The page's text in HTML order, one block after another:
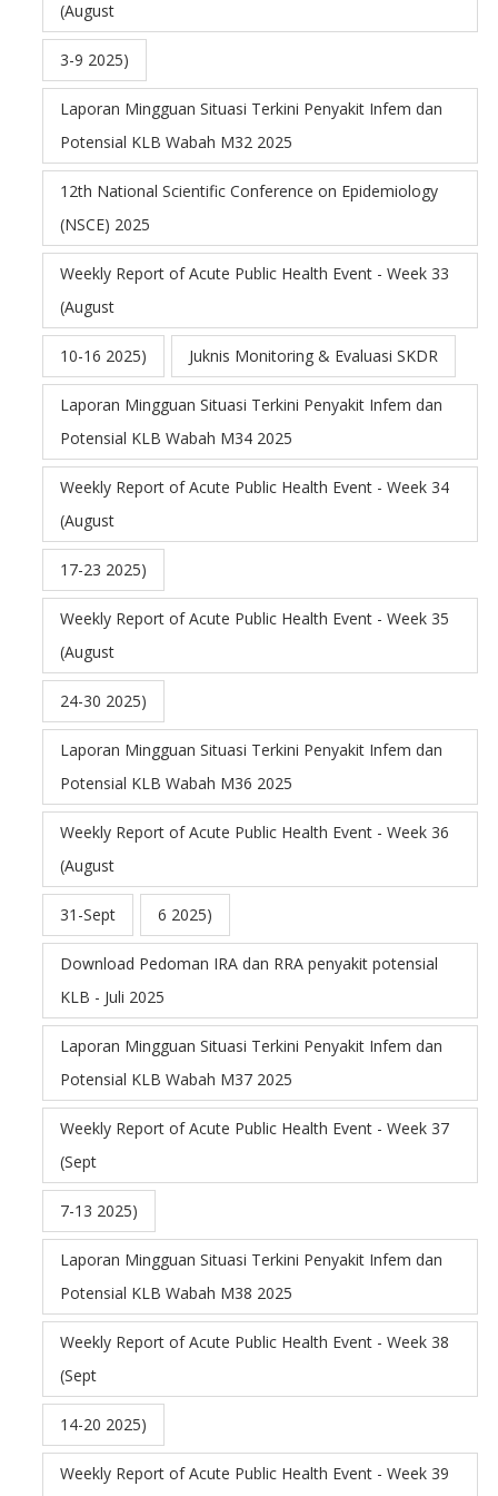
(August
3-9 2025)
Laporan Mingguan Situasi Terkini Penyakit Infem dan
Potensial KLB Wabah M32 2025
12th National Scientific Conference on Epidemiology
(NSCE) 2025
Weekly Report of Acute Public Health Event - Week 33
(August
10-16 2025) Juknis Monitoring & Evaluasi SKDR
Laporan Mingguan Situasi Terkini Penyakit Infem dan
Potensial KLB Wabah M34 2025
Weekly Report of Acute Public Health Event - Week 34
(August
17-23 2025)
Weekly Report of Acute Public Health Event - Week 35
(August
24-30 2025)
Laporan Mingguan Situasi Terkini Penyakit Infem dan
Potensial KLB Wabah M36 2025
Weekly Report of Acute Public Health Event - Week 36
(August
31-Sept 6 2025)
Download Pedoman IRA dan RRA penyakit potensial
KLB - Juli 2025
Laporan Mingguan Situasi Terkini Penyakit Infem dan
Potensial KLB Wabah M37 2025
Weekly Report of Acute Public Health Event - Week 37
(Sept
7-13 2025)
Laporan Mingguan Situasi Terkini Penyakit Infem dan
Potensial KLB Wabah M38 2025
Weekly Report of Acute Public Health Event - Week 38
(Sept
14-20 2025)
Weekly Report of Acute Public Health Event - Week 39